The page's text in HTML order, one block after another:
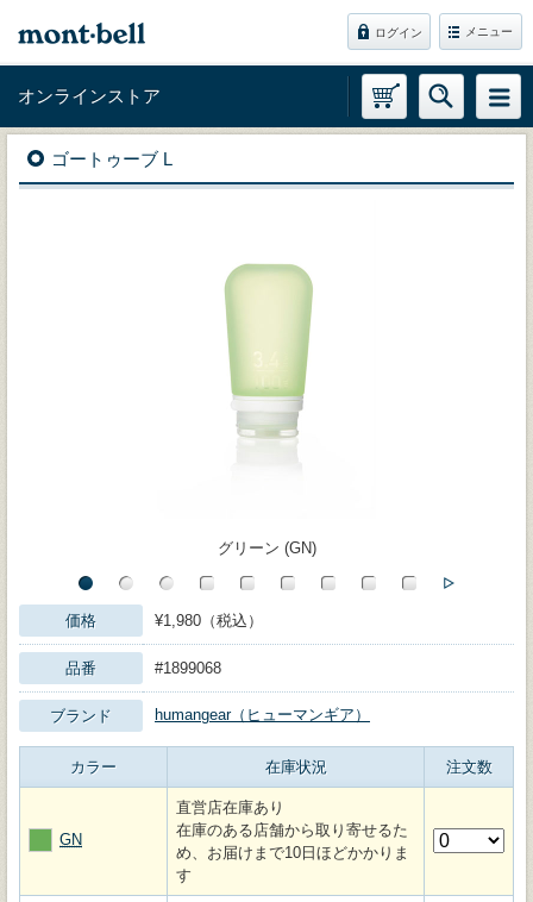
ログイン メニュー
オンラインストア
ゴートゥーブ L
グリーン (GN)
価格 ¥1,980（税込）
品番 #1899068
ブランド humangear（ヒューマンギア）
カラー 在庫状況 注文数
GN
直営店在庫あり
在庫のある店舗から取り寄せるた
め、お届けまで10日ほどかかりま
す